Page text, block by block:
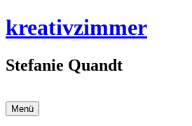
Zum
Inhalt
kreativzimmer
Stefanie Quandt
Menü